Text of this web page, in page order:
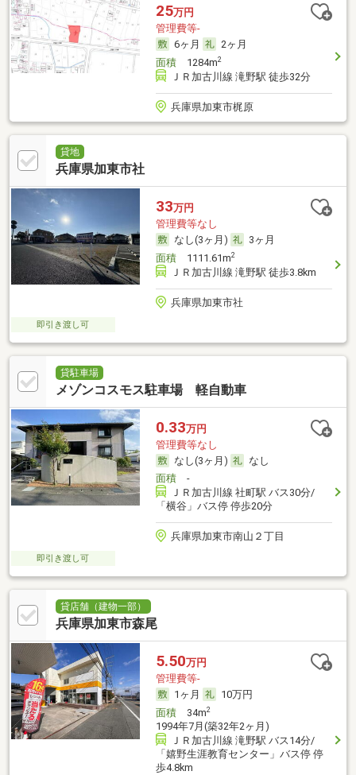
25万円
管理費等-
6ヶ月
2ヶ月
面積1284m2
ＪＲ加古川線 滝野駅 徒歩32分
兵庫県加東市梶原
貸地
兵庫県加東市社
33万円
管理費等なし
なし(3ヶ月)
3ヶ月
面積1111.61m2
ＪＲ加古川線 滝野駅 徒歩3.8km
兵庫県加東市社
即引き渡し可
貸駐車場
メゾンコスモス駐車場 軽自動車
0.33万円
管理費等なし
なし(3ヶ月)
なし
面積-
ＪＲ加古川線 社町駅 バス30分/
「横谷」バス停 停歩20分
兵庫県加東市南山２丁目
即引き渡し可
貸店舗（建物一部）
兵庫県加東市森尾
5.50万円
管理費等-
1ヶ月
10万円
面積34m2
1994年7月(築32年2ヶ月)
ＪＲ加古川線 滝野駅 バス14分/
「嬉野生涯教育センター」バス停 停
歩4.8km